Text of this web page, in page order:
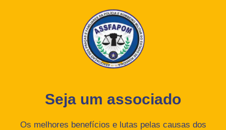
Seja um associado
Os melhores benefícios e lutas pelas causas dos